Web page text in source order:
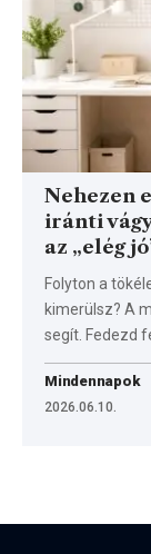
Nehezen
iránti
az „elég
Folyton a
kimerülsz? A
segít. Fedezd
Mindennapok
2026.06.10.